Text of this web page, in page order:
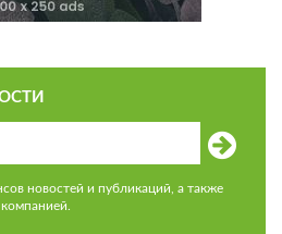
новостей и публикаций, а также